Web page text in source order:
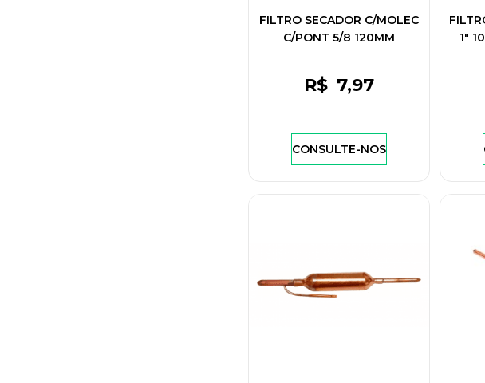
FILTRO SECADOR C/MOLEC
C/PONT 5/8 120MM
R$ 7,97
CONSULTE-NOS
1"